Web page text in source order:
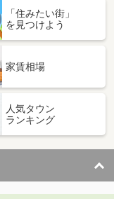
「住みたい街」
を見つけよう
家賃相場
人気タウン
ランキング